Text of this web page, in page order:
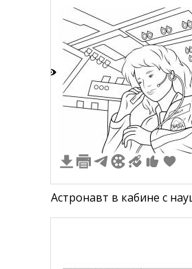
Астронавт в кабине с